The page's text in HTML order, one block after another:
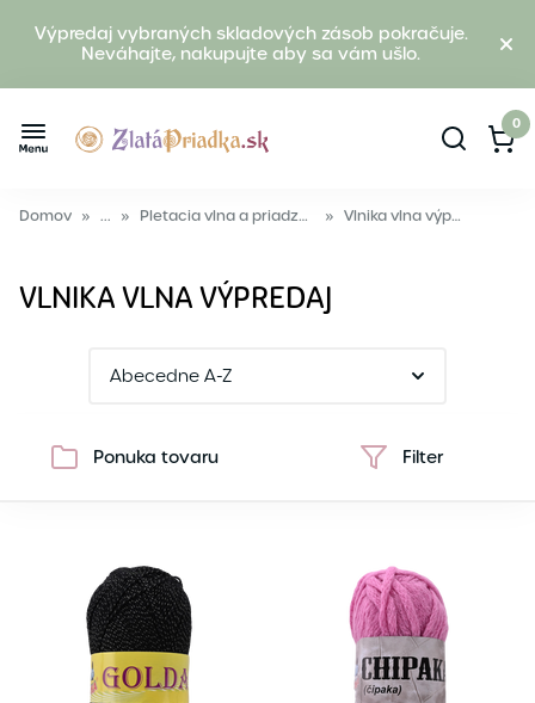
Výpredaj vybraných skladových zásob pokračuje.
Neváhajte, nakupujte aby sa vám ušlo.
0
Domov » ... » Pletacia vlna a priadza výpredaj » Vlnika vlna výpredaj
VLNIKA VLNA VÝPREDAJ
Ponuka tovaru Filter